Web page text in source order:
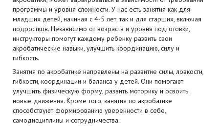
программы и уровня сложности. У нас есть занятия как для
младших детей, начиная с 4-5 лет, так и для старших, включая
подростков. Независимо от возраста и уровня подготовки,
инструкторы помогут каждому ребенку развить свои
акробатические навыки, улучшить координацию, силу и
гибкость.
Занятия по акробатике направлены на развитие силы, ловкости,
гибкости, координации и баланса у детей. Они помогают
улучшить физическую форму, развить моторику и освоить
новые движения. Кроме того, занятия по акробатике
способствуют формированию уверенности в себе,
самодисциплины и сотрудничества.